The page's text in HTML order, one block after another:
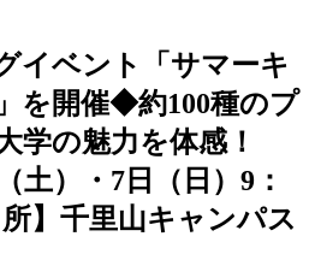
イベント「サマーキ
を開催◆約100種のプ
学の魅力を体感！
土）・7日（日）9：
】千里山キャンパス